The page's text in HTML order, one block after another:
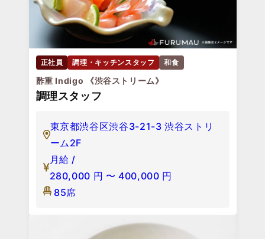
正社員 調理・キッチンスタッフ 和食
酢重 Indigo 《渋谷ストリーム》
調理スタッフ
東京都渋谷区渋谷3-21-3 渋谷ストリ
ーム2F
月給 /
280,000 円 〜 400,000 円
85席